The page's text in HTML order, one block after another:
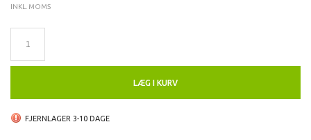
INKL. MOMS
LÆG I KURV
FJERNLAGER 3-10 DAGE